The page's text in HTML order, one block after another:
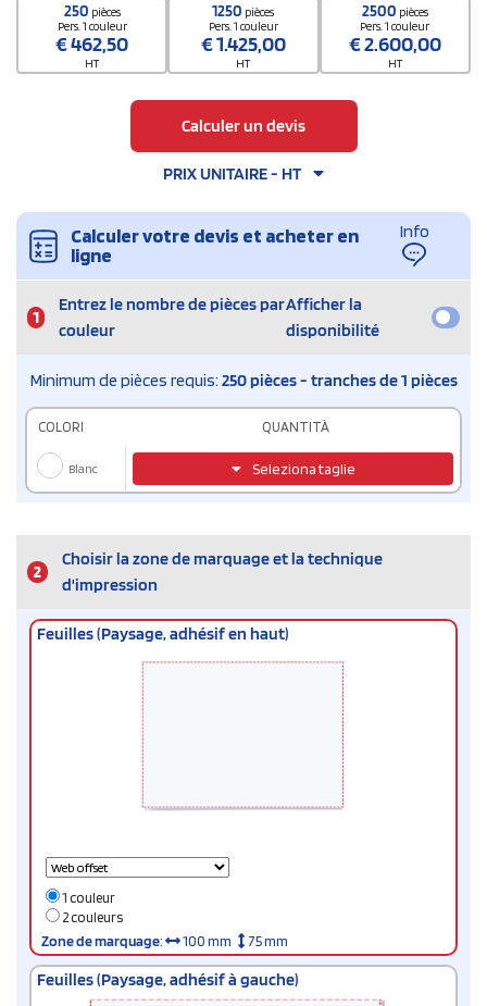
250 pièces
Pers. 1 couleur
€462,50
HT
1250 pièces
Pers. 1 couleur
€1.425,00
HT
2500 pièces
Pers. 1 couleur
€2.600,00
HT
Calculer un devis
PRIX UNITAIRE - HT
Calculer votre devis et acheter en
ligne
Info
1
Entrez le nombre de pièces par
couleur
Afficher la
disponibilité
Minimum de pièces requis: 250 pièces - tranches de 1 pièces
COLORI QUANTITÀ
Blanc Seleziona taglie
2
Choisir la zone de marquage et la technique
d'impression
Feuilles (Paysage, adhésif en haut)
1 couleur
2 couleurs
Zone de marquage: 100 mm 75 mm
Feuilles (Paysage, adhésif à gauche)